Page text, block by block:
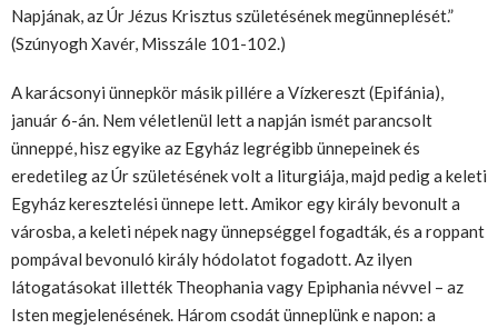
Napjának, az Úr Jézus Krisztus születésének megünneplését.”
(Szúnyogh Xavér, Misszále 101-102.)
A karácsonyi ünnepkör másik pillére a Vízkereszt (Epifánia),
január 6-án. Nem véletlenül lett a napján ismét parancsolt
ünneppé, hisz egyike az Egyház legrégibb ünnepeinek és
eredetileg az Úr születésének volt a liturgiája, majd pedig a keleti
Egyház keresztelési ünnepe lett. Amikor egy király bevonult a
városba, a keleti népek nagy ünnepséggel fogadták, és a roppant
pompával bevonuló király hódolatot fogadott. Az ilyen
látogatásokat illették Theophania vagy Epiphania névvel – az
Isten megjelenésének. Három csodát ünneplünk e napon: a